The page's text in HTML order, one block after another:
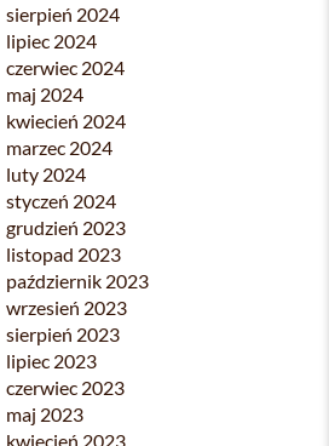
sierpień 2024
lipiec 2024
czerwiec 2024
maj 2024
kwiecień 2024
marzec 2024
luty 2024
styczeń 2024
grudzień 2023
listopad 2023
październik 2023
wrzesień 2023
sierpień 2023
lipiec 2023
czerwiec 2023
maj 2023
kwiecień 2023